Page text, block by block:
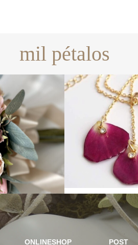
mil pétalos
ONLINESHOP POST